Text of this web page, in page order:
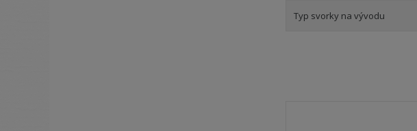
Typ svorky na vývodu